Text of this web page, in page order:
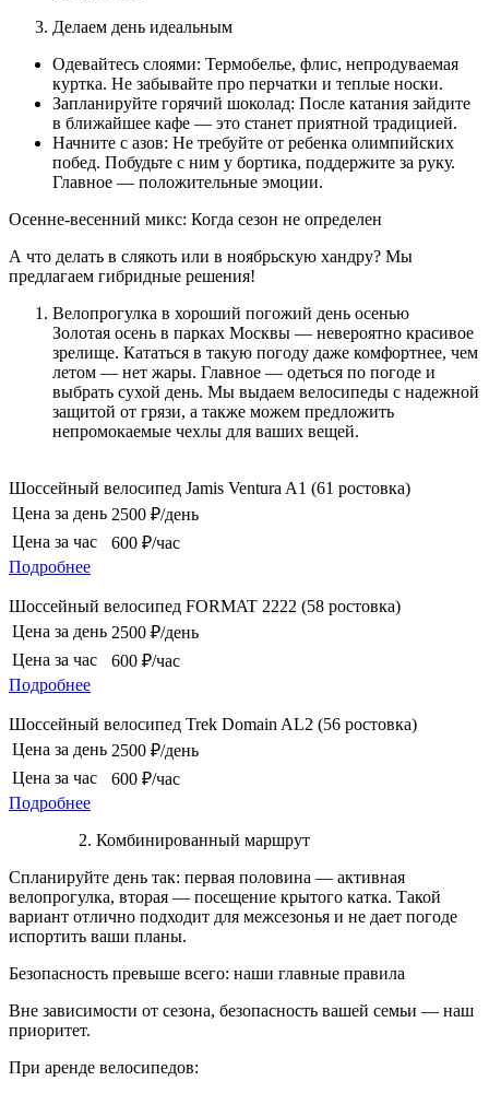
Делаем день идеальным
Одевайтесь слоями: Термобелье, флис, непродуваемая
куртка. Не забывайте про перчатки и теплые носки.
Запланируйте горячий шоколад: После катания зайдите
в ближайшее кафе — это станет приятной традицией.
Начните с азов: Не требуйте от ребенка олимпийских
побед. Побудьте с ним у бортика, поддержите за руку.
Главное — положительные эмоции.
Осенне-весенний микс: Когда сезон не определен
А что делать в слякоть или в ноябрьскую хандру? Мы
предлагаем гибридные решения!
Велопрогулка в хороший погожий день осенью
Золотая осень в парках Москвы — невероятно красивое
зрелище. Кататься в такую погоду даже комфортнее, чем
летом — нет жары. Главное — одеться по погоде и
выбрать сухой день. Мы выдаем велосипеды с надежной
защитой от грязи, а также можем предложить
непромокаемые чехлы для ваших вещей.
Шоссейный велосипед Jamis Ventura A1 (61 ростовка)
Цена за день 2500 ₽/день
Цена за час
600 ₽/час
Подробнее
Шоссейный велосипед FORMAT 2222 (58 ростовка)
Цена за день 2500 ₽/день
Цена за час
600 ₽/час
Подробнее
Шоссейный велосипед Trek Domain AL2 (56 ростовка)
Цена за день 2500 ₽/день
Цена за час
600 ₽/час
Подробнее
Комбинированный маршрут
Спланируйте день так: первая половина — активная
велопрогулка, вторая — посещение крытого катка. Такой
вариант отлично подходит для межсезонья и не дает погоде
испортить ваши планы.
Безопасность превыше всего: наши главные правила
Вне зависимости от сезона, безопасность вашей семьи — наш
приоритет.
При аренде велосипедов: